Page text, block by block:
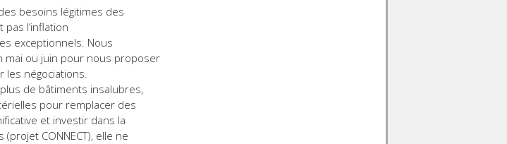
besoins légitimes des
l’inflation
exceptionnels. Nous
mai ou juin pour nous proposer
les négociations.
de bâtiments insalubres,
pour remplacer des
et investir dans la
CONNECT), elle ne